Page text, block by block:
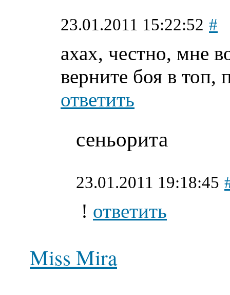
23.01.2011 15:22:52 #
ахах, честно, мне
верните боя в топ,
ответить
сеньорита
23.01.2011 19:18:45
! ответить
Miss Mira